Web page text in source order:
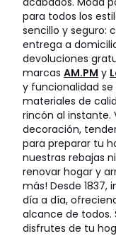
para todos los
sencillo y seguro:
entrega a
devoluciones
marcas AM.PM y
y funcionalidad
materiales de
rincón al instante.
decoración,
para preparar tu
nuestras rebajas
renovar hogar y
más! Desde
día a día,
alcance de todos.
disfrutes de tu